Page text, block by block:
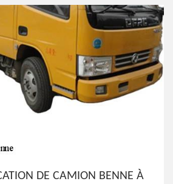
DE CAMION BENNE À